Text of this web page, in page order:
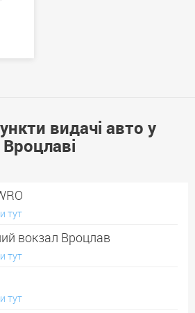
видачі авто у
Вроцлаві
тут
вокзал Вроцлав
тут
тут